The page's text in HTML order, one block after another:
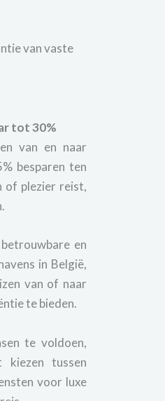
van vaste
tot 30%
van en naar
besparen ten
of plezier reist,
en
in België,
van of naar
te bieden.
te voldoen,
kiezen tussen
voor luxe